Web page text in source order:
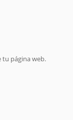
página web.